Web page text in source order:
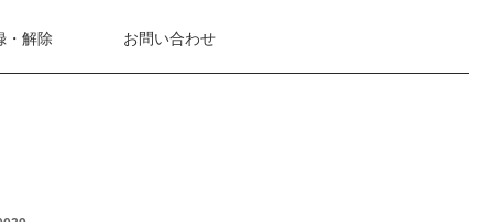
・解除 お問い合わせ